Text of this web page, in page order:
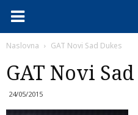
Naslovna GAT Novi Sad Dukes
GAT Novi
24/05/2015